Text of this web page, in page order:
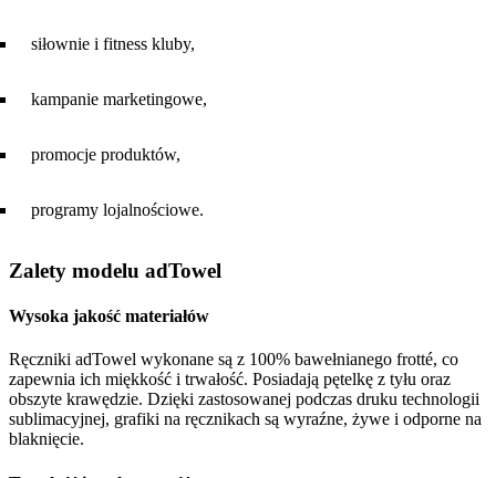
siłownie i fitness kluby,
kampanie marketingowe,
promocje produktów,
programy lojalnościowe.
Zalety modelu adTowel
Wysoka jakość materiałów
Ręczniki adTowel wykonane są z 100% bawełnianego frotté, co
zapewnia ich miękkość i trwałość. Posiadają pętelkę z tyłu oraz
obszyte krawędzie. Dzięki zastosowanej podczas druku technologii
sublimacyjnej, grafiki na ręcznikach są wyraźne, żywe i odporne na
blaknięcie.